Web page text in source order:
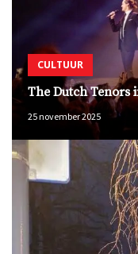
CULTUUR
The Dutch Tenors
25 november 2025